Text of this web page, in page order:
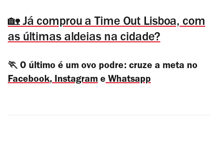
🏡 Já comprou a Time Out Lisboa, com
as últimas aldeias na cidade?
🏃 O último é um ovo podre: cruze a meta no
Facebook, Instagram e Whatsapp